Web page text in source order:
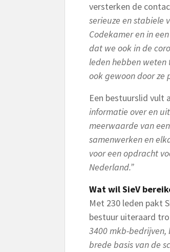
versterken de
serieuze en stabiele
Codekamer en in
dat we ook in de
leden hebben weten
ook gewoon door ze
Een bestuurslid vult
informatie over en
meerwaarde van
samenwerken en
voor een opdracht
Nederland.”
Wat wil SieV
Met 230 leden pakt
bestuur uiteraard
3400 mkb-
brede basis van de